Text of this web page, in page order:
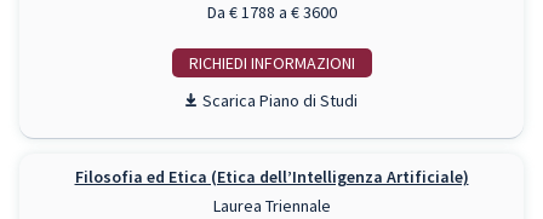
Da € 1788 a € 3600
RICHIEDI INFO
Piano di Studi
Filosofia ed Etica (Etica dell’Intelligenza Artificiale)
Laurea Triennale